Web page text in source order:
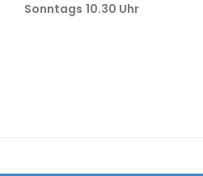
Sonntags 10.30 Uhr